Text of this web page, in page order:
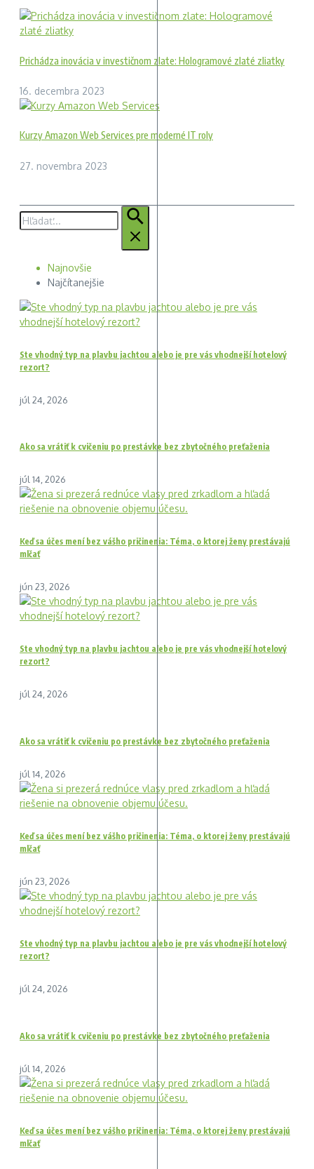
Prichádza inovácia v investičnom zlate: Hologramové zlaté zliatky
16. decembra 2023
Kurzy Amazon Web Services pre moderné IT roly
27. novembra 2023
Hľadať:
Najnovšie
Najčítanejšie
Ste vhodný typ na plavbu jachtou alebo je pre vás vhodnejší hotelový
rezort?
júl 24, 2026
Ako sa vrátiť k cvičeniu po prestávke bez zbytočného preťaženia
júl 14, 2026
Keď sa účes mení bez vášho pričinenia: Téma, o ktorej ženy prestávajú
mlčať
jún 23, 2026
Ste vhodný typ na plavbu jachtou alebo je pre vás vhodnejší hotelový
rezort?
júl 24, 2026
Ako sa vrátiť k cvičeniu po prestávke bez zbytočného preťaženia
júl 14, 2026
Keď sa účes mení bez vášho pričinenia: Téma, o ktorej ženy prestávajú
mlčať
jún 23, 2026
Ste vhodný typ na plavbu jachtou alebo je pre vás vhodnejší hotelový
rezort?
júl 24, 2026
Ako sa vrátiť k cvičeniu po prestávke bez zbytočného preťaženia
júl 14, 2026
Keď sa účes mení bez vášho pričinenia: Téma, o ktorej ženy prestávajú
mlčať